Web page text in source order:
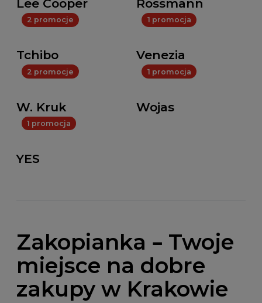
Lee Cooper Rossmann
2 promocje
Tchibo
1 promocja
Venezia
2 promocje
W. Kruk
1 promocja
Wojas
1 promocja
YES
Zakopianka – Twoje
miejsce na dobre
zakupy w Krakowie